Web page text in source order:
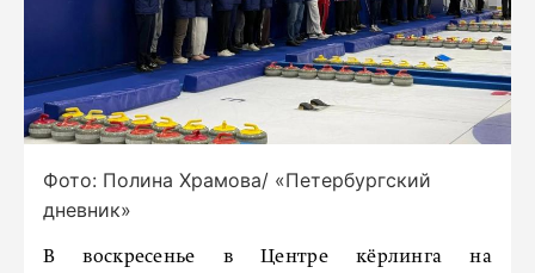
Фото: Полина Храмова/ «Петербургский
дневник»
В воскресенье в Центре кёрлинга на